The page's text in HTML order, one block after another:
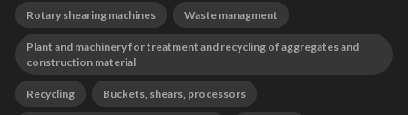
Rotary shearing machines Waste managment
Plant and machinery for treatment and recycling of aggregates and
construction material
Recycling Buckets, shears, processors